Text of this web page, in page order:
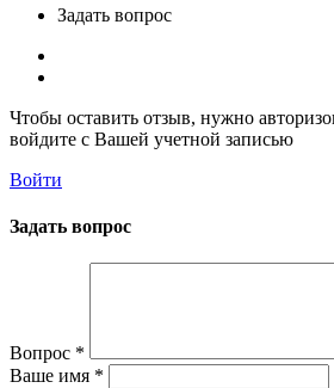
Задать вопрос
Чтобы оставить отзыв, нужно
войдите с Вашей учетной записью
Войти
Задать вопрос
Вопрос *
Ваше имя *